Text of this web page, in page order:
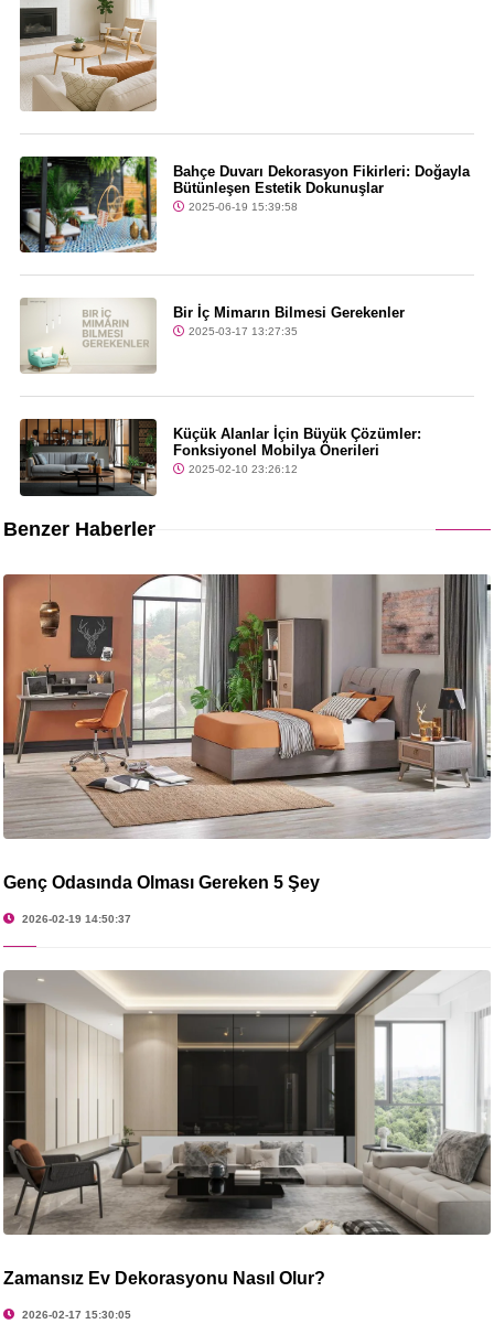
Bahçe Duvarı Dekorasyon Fikirleri: Doğayla
Bütünleşen Estetik Dokunuşlar
2025-06-19 15:39:58
Bir İç Mimarın Bilmesi Gerekenler
2025-03-17 13:27:35
Küçük Alanlar İçin Büyük Çözümler:
Fonksiyonel Mobilya Önerileri
2025-02-10 23:26:12
Benzer Haberler
Genç Odasında Olması Gereken 5 Şey
2026-02-19 14:50:37
Zamansız Ev Dekorasyonu Nasıl Olur?
2026-02-17 15:30:05